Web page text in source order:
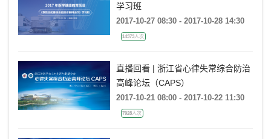
学习班
2017-10-27 08:30 - 2017-10-28 14:30
14373人次
直播回看 | 浙江省心律失常综合防治
高峰论坛（CAPS）
2017-10-21 08:00 - 2017-10-22 11:30
7928人次